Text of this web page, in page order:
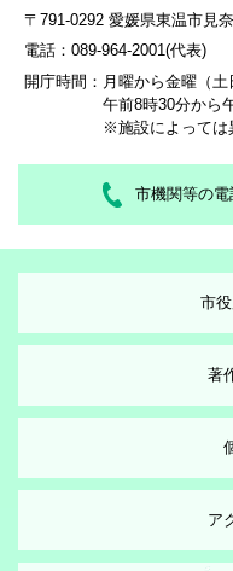
〒791-0292 愛媛県東温市見
電話：089-964-2001(代表)
開庁時間： 月曜から金曜（土
午前8時30分から
※施設によっては
市機関等の電
市
著
ア